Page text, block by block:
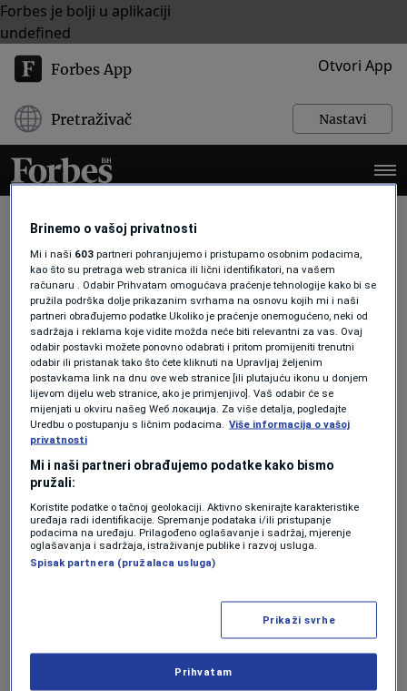
Forbes je bolji u aplikaciji
undefined
Forbes App Otvori App
Pretraživač Nastavi
ZARA
BIZNIS
Suosnivač Zare, milijarder, sada je
najbogatiji svjetski magnat
nekretnina
Forbes
Veliki modni brend: Zara reklame
mršavih" modela
Vedran Drljević
BIZNIS
se dešava s Inditexom?
Vlasnik Inditexa pod kojim posluje i
Brinemo o vašoj privatnosti
Mi i naši 603 partneri pohranjujemo i pristupamo osobnim podacima,
kao što su pretraga web stranica ili lični identifikatori, na vašem
računaru . Odabir Prihvatam omogućava praćenje tehnologije kako bi se
pružila podrška dolje prikazanim svrhama na osnovu kojih mi i naši
partneri obrađujemo podatke Ukoliko je praćenje onemogućeno, neki od
sadržaja i reklama koje vidite možda neće biti relevantni za vas. Ovaj
odabir postavki možete ponovno odabrati i pritom promijeniti trenutni
odabir ili pristanak tako što ćete kliknuti na Upravljaj željenim
postavkama link na dnu ove web stranice [ili plutajuću ikonu u donjem
lijevom dijelu web stranice, ako je primjenjivo]. Vaš odabir će se
mijenjati u okviru našeg Wеб локација. Za više detalja, pogledajte
Uredbu o postupanju s ličnim podacima.
Više informacija o vašoj
privatnosti
Mi i naši partneri obrađujemo podatke kako bismo
pružali:
Koristite podatke o tačnoj geolokaciji. Aktivno skenirajte karakteristike
uređaja radi identifikacije. Spremanje podataka i/ili pristupanje
podacima na uređaju. Prilagođeno oglašavanje i sadržaj, mjerenje
oglašavanja i sadržaja, istraživanje publike i razvoj usluga.
Spisak partnera (pružalaca usluga)
Prikaži svrhe
Prihvatam